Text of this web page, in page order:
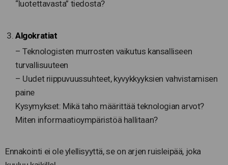
“luotettavasta” tiedosta?
Algokratiat
– Teknologisten murrosten vaikutus kansalliseen
turvallisuuteen
– Uudet riippuvuussuhteet, kyvykkyyksien vahvistamisen
paine
Kysymykset: Mikä taho määrittää teknologian arvot?
Miten informaatioympäristöä hallitaan?
Ennakointi ei ole ylellisyyttä, se on arjen ruisleipää, joka